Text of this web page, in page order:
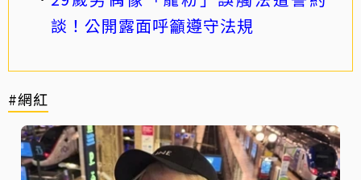
談！公開露面呼籲遵守法規
#網紅